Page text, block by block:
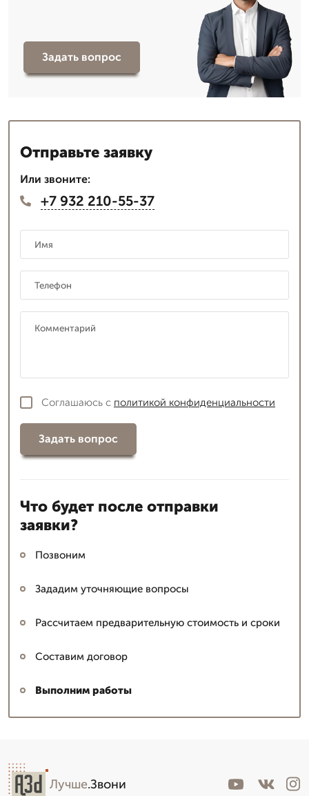
Задать вопрос
Отправьте заявку
Или звоните:
+7 932 210-55-37
Соглашаюсь с политикой конфиденциальности
Задать вопрос
Что будет после отправки
заявки?
Позвоним
Зададим уточняющие вопросы
Рассчитаем предварительную стоимость и сроки
Составим договор
Выполним работы
Лучше.Звони